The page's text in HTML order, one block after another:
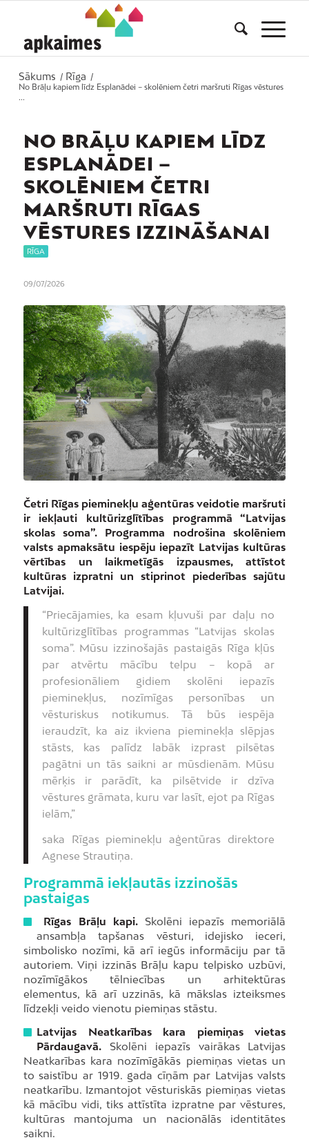
Sākums / Rīga
/
No Brāļu kapiem līdz Esplanādei – skolēniem četri maršruti Rīgas vēstures
...
NO BRĀĻU KAPIEM LĪDZ
ESPLANĀDEI –
SKOLĒNIEM ČETRI
MARŠRUTI RĪGAS
VĒSTURES IZZINĀŠANAI
RĪGA
09/07/2026
Četri Rīgas pieminekļu aģentūras veidotie maršruti
ir iekļauti kultūrizglītības programmā “Latvijas
skolas soma”. Programma nodrošina skolēniem
valsts apmaksātu iespēju iepazīt Latvijas kultūras
vērtības un laikmetīgās izpausmes, attīstot
kultūras izpratni un stiprinot piederības sajūtu
Latvijai.
“Priecājamies, ka esam kļuvuši par daļu no
kultūrizglītības programmas “Latvijas skolas
soma”. Mūsu izzinošajās pastaigās Rīga kļūs
par atvērtu mācību telpu – kopā ar
profesionāliem gidiem skolēni iepazīs
pieminekļus, nozīmīgas personības un
vēsturiskus notikumus. Tā būs iespēja
ieraudzīt, ka aiz ikviena pieminekļa slēpjas
stāsts, kas palīdz labāk izprast pilsētas
pagātni un tās saikni ar mūsdienām. Mūsu
mērķis ir parādīt, ka pilsētvide ir dzīva
vēstures grāmata, kuru var lasīt, ejot pa Rīgas
ielām,”
saka Rīgas pieminekļu aģentūras direktore
Agnese Strautiņa.
Programmā iekļautās izzinošās
pastaigas
Rīgas Brāļu kapi.Skolēni iepazīs memoriālā
ansambļa tapšanas vēsturi, idejisko ieceri,
simbolisko nozīmi, kā arī iegūs informāciju par tā
autoriem. Viņi izzinās Brāļu kapu telpisko uzbūvi,
nozīmīgākos tēlniecības un arhitektūras
elementus, kā arī uzzinās, kā mākslas izteiksmes
līdzekļi veido vienotu piemiņas stāstu.
Latvijas Neatkarības kara piemiņas vietas
Pārdaugavā. Skolēni iepazīs vairākas Latvijas
Neatkarības kara nozīmīgākās piemiņas vietas un
to saistību ar 1919. gada cīņām par Latvijas valsts
neatkarību. Izmantojot vēsturiskās piemiņas vietas
kā mācību vidi, tiks attīstīta izpratne par vēstures,
kultūras mantojuma un nacionālās identitātes
saikni.